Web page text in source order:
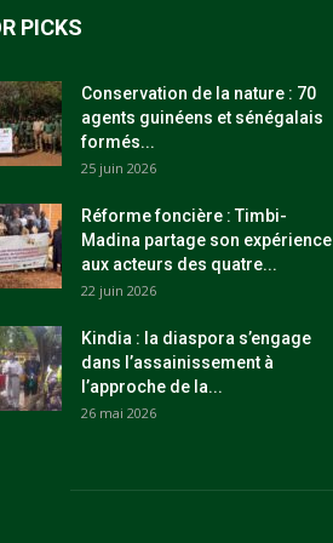
PICKS
Conservation de la nature : 70
agents guinéens et sénégalais
formés...
25 juin 2026
Réforme foncière : Timbi-
Madina partage son expérience
aux acteurs des quatre...
22 juin 2026
Kindia : la diaspora s’engage
dans l’assainissement à
l’approche de la...
26 mai 2026